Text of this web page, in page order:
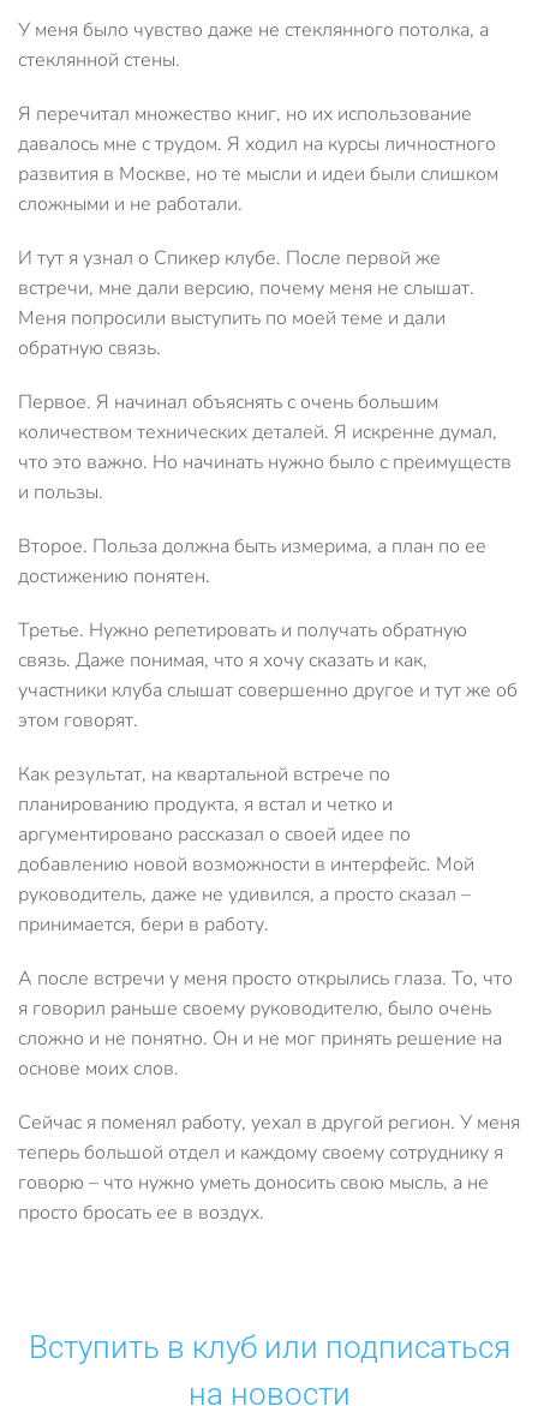
У меня было чувство даже не стеклянного потолка, а
стеклянной стены.
Я перечитал множество книг, но их использование
давалось мне с трудом. Я ходил на курсы личностного
развития в Москве, но те мысли и идеи были слишком
сложными и не работали.
И тут я узнал о Спикер клубе. После первой же
встречи, мне дали версию, почему меня не слышат.
Меня попросили выступить по моей теме и дали
обратную связь.
Первое. Я начинал объяснять с очень большим
количеством технических деталей. Я искренне думал,
что это важно. Но начинать нужно было с преимуществ
и пользы.
Второе. Польза должна быть измерима, а план по ее
достижению понятен.
Третье. Нужно репетировать и получать обратную
связь. Даже понимая, что я хочу сказать и как,
участники клуба слышат совершенно другое и тут же об
этом говорят.
Как результат, на квартальной встрече по
планированию продукта, я встал и четко и
аргументировано рассказал о своей идее по
добавлению новой возможности в интерфейс. Мой
руководитель, даже не удивился, а просто сказал –
принимается, бери в работу.
А после встречи у меня просто открылись глаза. То, что
я говорил раньше своему руководителю, было очень
сложно и не понятно. Он и не мог принять решение на
основе моих слов.
Сейчас я поменял работу, уехал в другой регион. У меня
теперь большой отдел и каждому своему сотруднику я
говорю – что нужно уметь доносить свою мысль, а не
просто бросать ее в воздух.
Вступить в клуб или подписаться
на новости